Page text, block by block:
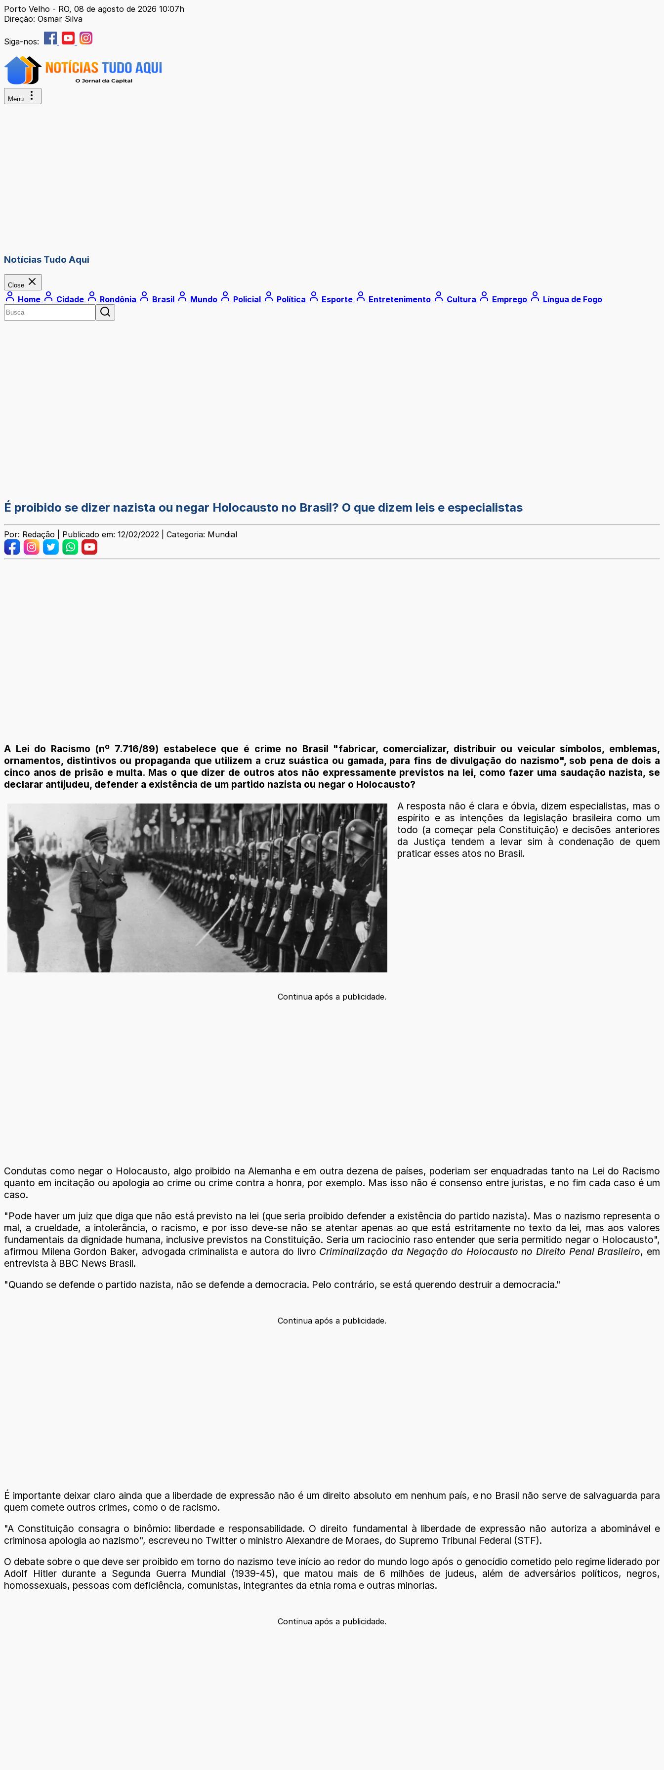
Porto Velho - RO, 08 de agosto de 2026 10:07h
Direção: Osmar Silva
Siga-nos:
Menu
Notícias Tudo Aqui
Close
Home Cidade Rondônia Brasil Mundo Policial Política Esporte Entretenimento Cultura Emprego Língua de Fogo
É proibido se dizer nazista ou negar Holocausto no Brasil? O que dizem leis e especialistas
Por: Redação | Publicado em: 12/02/2022 | Categoria: Mundial
A Lei do Racismo (nº 7.716/89) estabelece que é crime no Brasil "fabricar, comercializar, distribuir ou veicular símbolos, emblemas,
ornamentos, distintivos ou propaganda que utilizem a cruz suástica ou gamada, para fins de divulgação do nazismo", sob pena de dois a
cinco anos de prisão e multa. Mas o que dizer de outros atos não expressamente previstos na lei, como fazer uma saudação nazista, se
declarar antijudeu, defender a existência de um partido nazista ou negar o Holocausto?
A resposta não é clara e óbvia, dizem especialistas, mas o
espírito e as intenções da legislação brasileira como um
todo (a começar pela Constituição) e decisões anteriores
da Justiça tendem a levar sim à condenação de quem
praticar esses atos no Brasil.
Continua após a publicidade.
Condutas como negar o Holocausto, algo proibido na Alemanha e em outra dezena de países, poderiam ser enquadradas tanto na Lei do Racismo
quanto em incitação ou apologia ao crime ou crime contra a honra, por exemplo. Mas isso não é consenso entre juristas, e no fim cada caso é um
caso.
"Pode haver um juiz que diga que não está previsto na lei (que seria proibido defender a existência do partido nazista). Mas o nazismo representa o
mal, a crueldade, a intolerância, o racismo, e por isso deve-se não se atentar apenas ao que está estritamente no texto da lei, mas aos valores
fundamentais da dignidade humana, inclusive previstos na Constituição. Seria um raciocínio raso entender que seria permitido negar o Holocausto",
afirmou Milena Gordon Baker, advogada criminalista e autora do livro Criminalização da Negação do Holocausto no Direito Penal Brasileiro, em
entrevista à BBC News Brasil.
"Quando se defende o partido nazista, não se defende a democracia. Pelo contrário, se está querendo destruir a democracia."
Continua após a publicidade.
É importante deixar claro ainda que a liberdade de expressão não é um direito absoluto em nenhum país, e no Brasil não serve de salvaguarda para
quem comete outros crimes, como o de racismo.
"A Constituição consagra o binômio: liberdade e responsabilidade. O direito fundamental à liberdade de expressão não autoriza a abominável e
criminosa apologia ao nazismo", escreveu no Twitter o ministro Alexandre de Moraes, do Supremo Tribunal Federal (STF).
O debate sobre o que deve ser proibido em torno do nazismo teve início ao redor do mundo logo após o genocídio cometido pelo regime liderado por
Adolf Hitler durante a Segunda Guerra Mundial (1939-45), que matou mais de 6 milhões de judeus, além de adversários políticos, negros,
homossexuais, pessoas com deficiência, comunistas, integrantes da etnia roma e outras minorias.
Continua após a publicidade.